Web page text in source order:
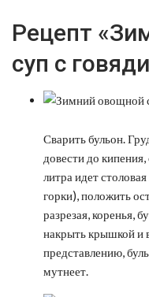
Рецепт
суп с
Сварить бульон.
довести до
литра идет
горки), положить
разрезая, коренья,
накрыть крышкой и
представлению,
мутнеет.